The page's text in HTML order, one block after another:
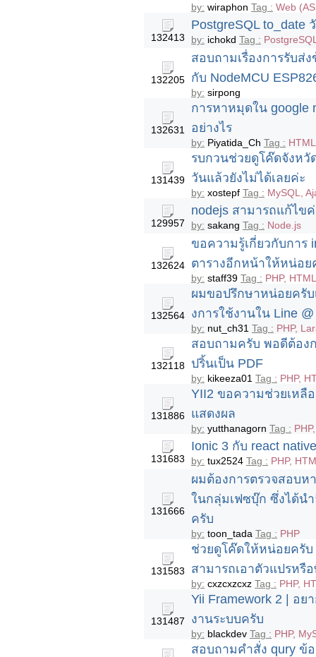
by: wiraphon Tag : Web
132413
PostgreSQL to_date
by: ichokd Tag :
132205
สอบถามเรื่องการรับส่
กับ NodeMCU
by: sirpong
132631
การหาหมุดใน google
อย่างไร
by: Piyatida_Ch Tag :
131439
รบกวนช่วยดูโค๊ดจังห
วันแล้วยังไม่ได้เลยค่ะ
by: xostepf Tag : MySQL,
129957
nodejs สามารถแก้ไข
by: sakang Tag : Node.js
132624
ขอความรู้เกี่ยวกับการ
ตารางอีกหน้าให้หน่อ
by: staff39 Tag : PHP,
132564
ผมขอปรึกษาหน่อยครับ
งการใช้งานใน Line
by: nut_ch31 Tag : PHP,
132118
สอบถามครับ พอดีต้อง
ปริ้นเป็น PDF
by: kikeeza01 Tag : PHP,
131886
YII2 ขอความช่วยเหลื
แสดงผล
by: yutthanagorn Tag :
131683
Ionic 3 กับ react
by: tux2524 Tag : PHP,
131666
ผมต้องการตรวจสอบห
ในกลุ่มเฟซบุ๊ก ซึ่งได้น
ครับ
by: toon_tada Tag : PHP
131583
ช่วยดูโค๊ดให้หน่อยครั
สามารถเอาตัวแปรหรื
by: cxzcxzcxz Tag : PHP,
131487
Yii Framework 2 | อย
งานระบบครับ
by: blackdev Tag : PHP,
สอบถามคำสั่ง qury ข้